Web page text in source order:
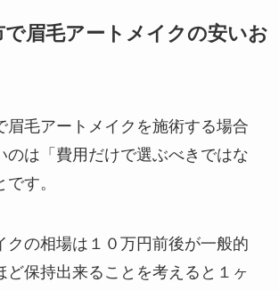
で眉毛アートメイクの安いお
眉毛アートメイクを施術する場合
のは 「費用だけで選ぶべきではな
す。
クの相場は１０万円前後が一般的
ど保持出来ることを考えると１ヶ